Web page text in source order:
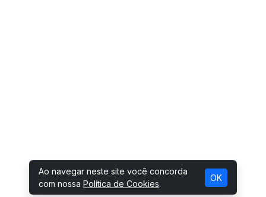
Ao navegar neste site você concorda
com nossa Política de Cookies.
OK